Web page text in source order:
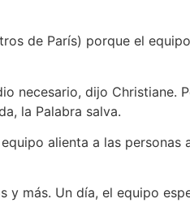
de París) porque el
necesario, dijo Christiane.
la Palabra salva.
alienta a las personas
y más. Un día, el equipo